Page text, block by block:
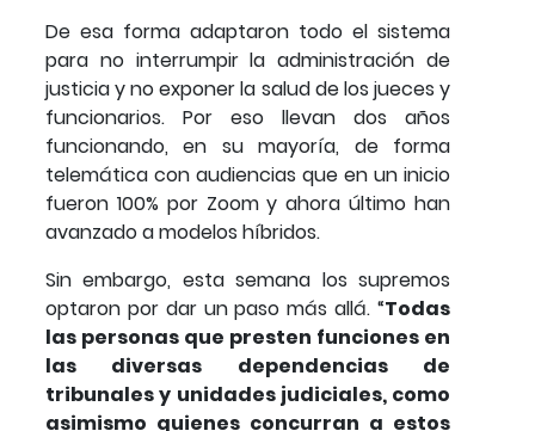
De esa forma adaptaron todo el sistema
para no interrumpir la administración de
justicia y no exponer la salud de los jueces y
funcionarios. Por eso llevan dos años
funcionando, en su mayoría, de forma
telemática con audiencias que en un inicio
fueron 100% por Zoom y ahora último han
avanzado a modelos híbridos.
Sin embargo, esta semana los supremos
optaron por dar un paso más allá. “Todas
las personas que presten funciones en
las diversas dependencias de
tribunales y unidades judiciales, como
asimismo quienes concurran a estos